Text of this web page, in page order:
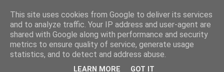
tobsen.de
Dinge die das Leben erleichtern, Wissenswertes, C# und
This site uses cookies from Google to deliver its services
and to analyze traffic. Your IP address and user-agent are
shared with Google along with performance and security
metrics to ensure quality of service, generate usage
statistics, and to detect and address abuse.
LEARN MORE GOT IT